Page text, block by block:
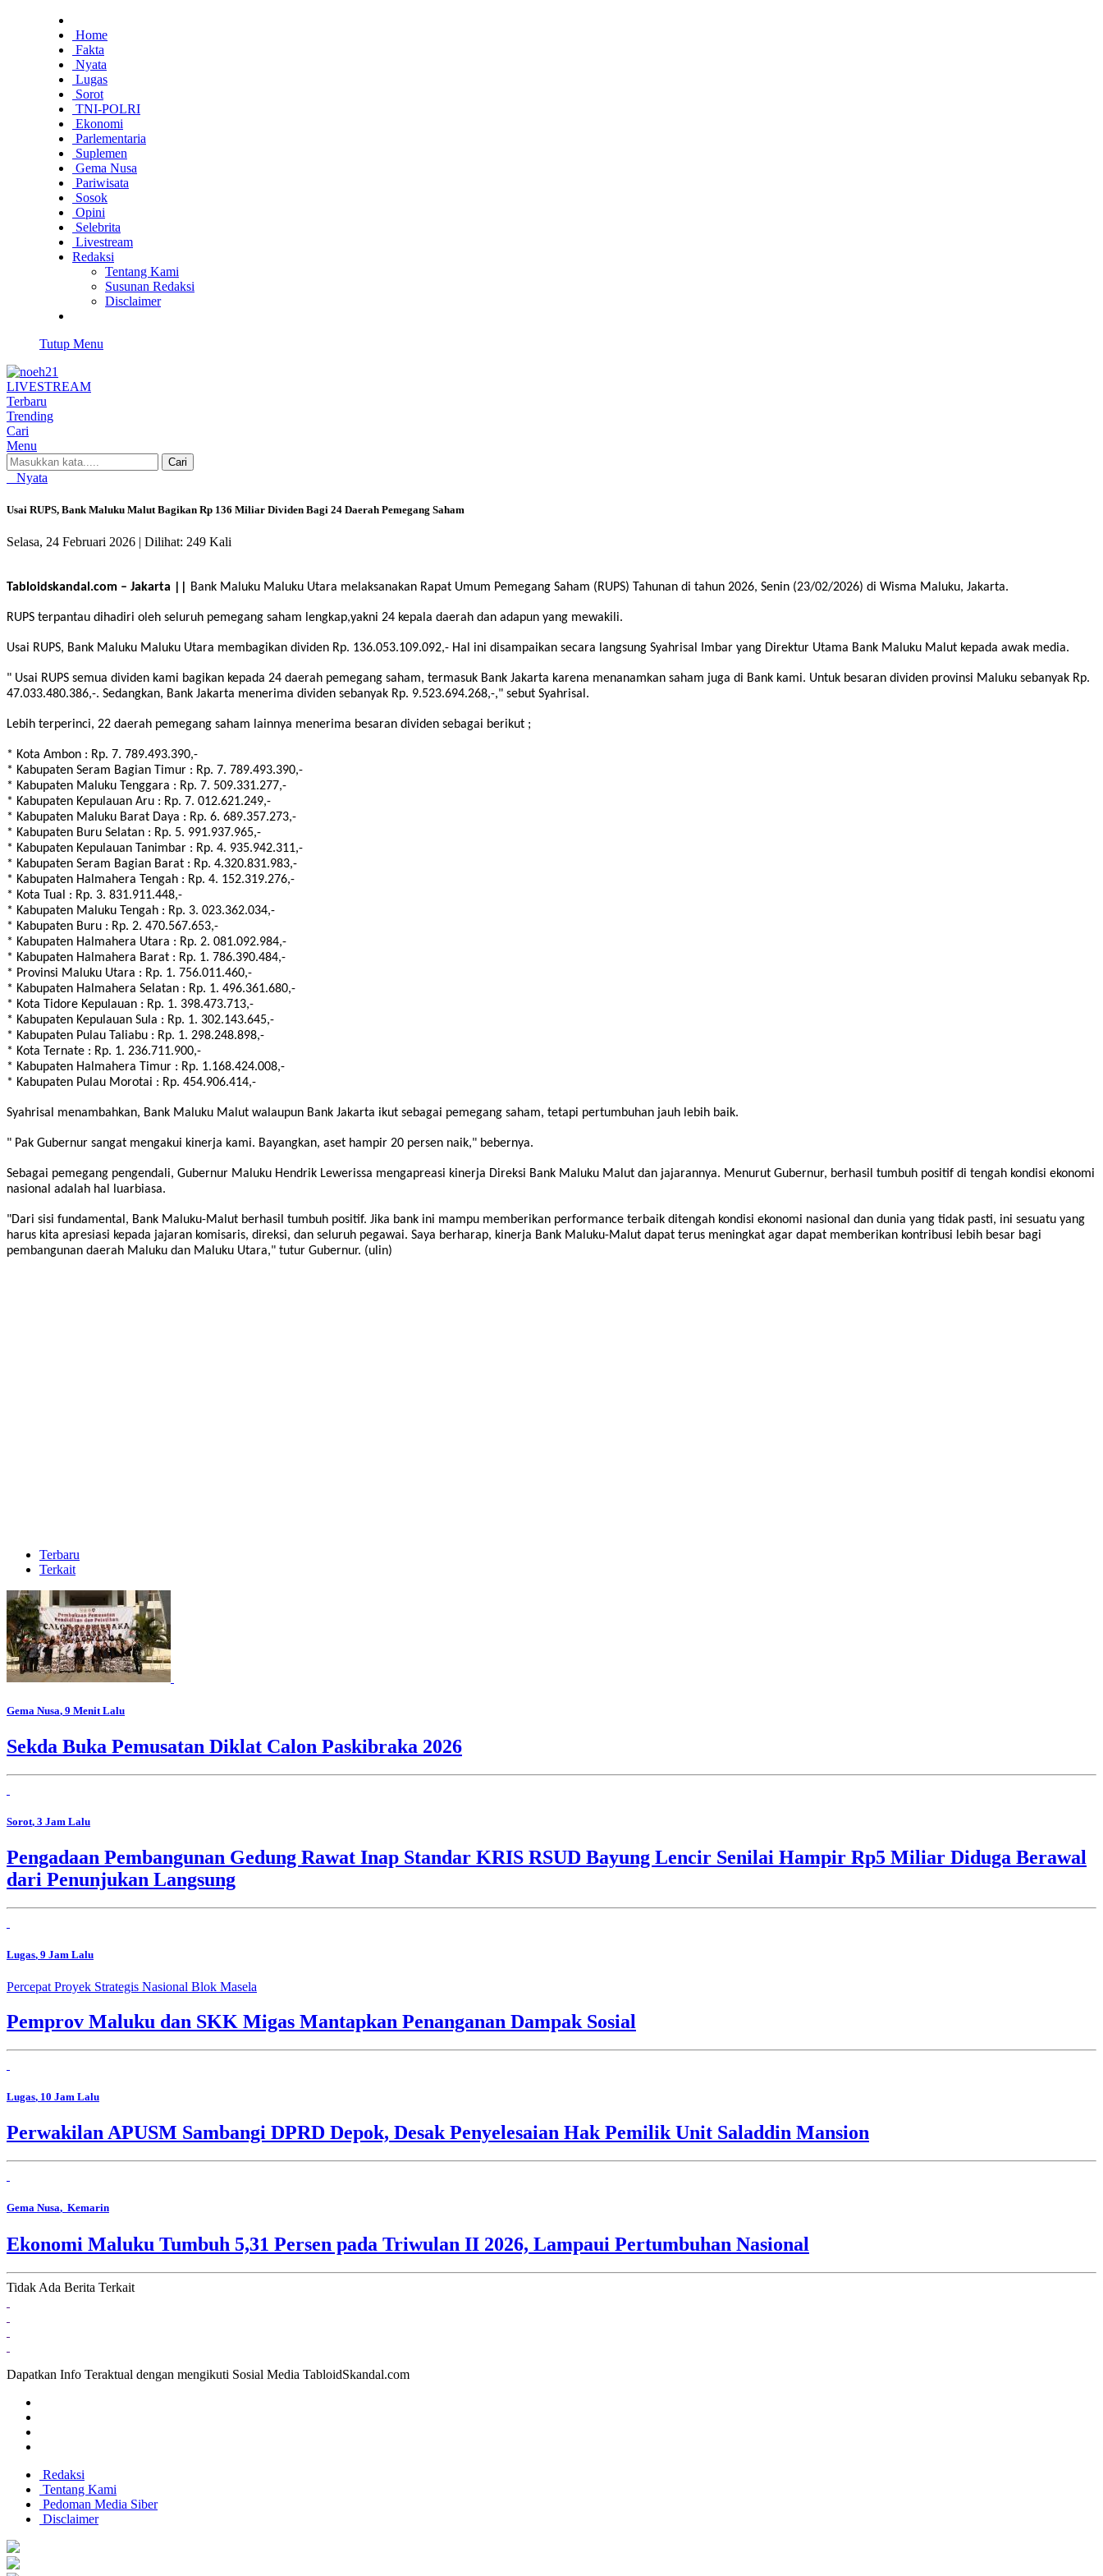
Home
Fakta
Nyata
Lugas
Sorot
TNI-POLRI
Ekonomi
Parlementaria
Suplemen
Gema Nusa
Pariwisata
Sosok
Opini
Selebrita
Livestream
Redaksi
Tentang Kami
Susunan Redaksi
Disclaimer
Tutup Menu
LIVESTREAM
Terbaru
Trending
Cari
Menu
Cari
Nyata
Usai RUPS, Bank Maluku Malut Bagikan Rp 136 Miliar Dividen Bagi 24 Daerah Pemegang Saham
Selasa, 24 Februari 2026 | Dilihat: 249 Kali
Tabloidskandal.com – Jakarta || Bank Maluku Maluku Utara melaksanakan Rapat Umum Pemegang Saham (RUPS) Tahunan di tahun 2026, Senin (23/02/2026) di Wisma Maluku, Jakarta.
RUPS terpantau dihadiri oleh seluruh pemegang saham lengkap,yakni 24 kepala daerah dan adapun yang mewakili.
Usai RUPS, Bank Maluku Maluku Utara membagikan dividen Rp. 136.053.109.092,- Hal ini disampaikan secara langsung Syahrisal Imbar yang Direktur Utama Bank Maluku Malut kepada awak media.
" Usai RUPS semua dividen kami bagikan kepada 24 daerah pemegang saham, termasuk Bank Jakarta karena menanamkan saham juga di Bank kami. Untuk besaran dividen provinsi Maluku sebanyak Rp.
47.033.480.386,-. Sedangkan, Bank Jakarta menerima dividen sebanyak Rp. 9.523.694.268,-," sebut Syahrisal.
Lebih terperinci, 22 daerah pemegang saham lainnya menerima besaran dividen sebagai berikut ;
* Kota Ambon : Rp. 7. 789.493.390,-
* Kabupaten Seram Bagian Timur : Rp. 7. 789.493.390,-
* Kabupaten Maluku Tenggara : Rp. 7. 509.331.277,-
* Kabupaten Kepulauan Aru : Rp. 7. 012.621.249,-
* Kabupaten Maluku Barat Daya : Rp. 6. 689.357.273,-
* Kabupaten Buru Selatan : Rp. 5. 991.937.965,-
* Kabupaten Kepulauan Tanimbar : Rp. 4. 935.942.311,-
* Kabupaten Seram Bagian Barat : Rp. 4.320.831.983,-
* Kabupaten Halmahera Tengah : Rp. 4. 152.319.276,-
* Kota Tual : Rp. 3. 831.911.448,-
* Kabupaten Maluku Tengah : Rp. 3. 023.362.034,-
* Kabupaten Buru : Rp. 2. 470.567.653,-
* Kabupaten Halmahera Utara : Rp. 2. 081.092.984,-
* Kabupaten Halmahera Barat : Rp. 1. 786.390.484,-
* Provinsi Maluku Utara : Rp. 1. 756.011.460,-
* Kabupaten Halmahera Selatan : Rp. 1. 496.361.680,-
* Kota Tidore Kepulauan : Rp. 1. 398.473.713,-
* Kabupaten Kepulauan Sula : Rp. 1. 302.143.645,-
* Kabupaten Pulau Taliabu : Rp. 1. 298.248.898,-
* Kota Ternate : Rp. 1. 236.711.900,-
* Kabupaten Halmahera Timur : Rp. 1.168.424.008,-
* Kabupaten Pulau Morotai : Rp. 454.906.414,-
Syahrisal menambahkan, Bank Maluku Malut walaupun Bank Jakarta ikut sebagai pemegang saham, tetapi pertumbuhan jauh lebih baik.
" Pak Gubernur sangat mengakui kinerja kami. Bayangkan, aset hampir 20 persen naik," bebernya.
Sebagai pemegang pengendali, Gubernur Maluku Hendrik Lewerissa mengapreasi kinerja Direksi Bank Maluku Malut dan jajarannya. Menurut Gubernur, berhasil tumbuh positif di tengah kondisi ekonomi
nasional adalah hal luarbiasa.
"Dari sisi fundamental, Bank Maluku-Malut berhasil tumbuh positif. Jika bank ini mampu memberikan performance terbaik ditengah kondisi ekonomi nasional dan dunia yang tidak pasti, ini sesuatu yang
harus kita apresiasi kepada jajaran komisaris, direksi, dan seluruh pegawai. Saya berharap, kinerja Bank Maluku-Malut dapat terus meningkat agar dapat memberikan kontribusi lebih besar bagi
pembangunan daerah Maluku dan Maluku Utara," tutur Gubernur. (ulin)
Terbaru
Terkait
Gema Nusa, 9 Menit Lalu
Sekda Buka Pemusatan Diklat Calon Paskibraka 2026
Sorot, 3 Jam Lalu
Pengadaan Pembangunan Gedung Rawat Inap Standar KRIS RSUD Bayung Lencir Senilai Hampir Rp5 Miliar Diduga Berawal
dari Penunjukan Langsung
Lugas, 9 Jam Lalu
Percepat Proyek Strategis Nasional Blok Masela
Pemprov Maluku dan SKK Migas Mantapkan Penanganan Dampak Sosial
Lugas, 10 Jam Lalu
Perwakilan APUSM Sambangi DPRD Depok, Desak Penyelesaian Hak Pemilik Unit Saladdin Mansion
Gema Nusa, Kemarin
Ekonomi Maluku Tumbuh 5,31 Persen pada Triwulan II 2026, Lampaui Pertumbuhan Nasional
Tidak Ada Berita Terkait
Dapatkan Info Teraktual dengan mengikuti Sosial Media TabloidSkandal.com
Redaksi
Tentang Kami
Pedoman Media Siber
Disclaimer